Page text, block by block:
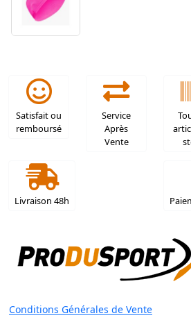
Satisfait ou
remboursé
Service
Après
Vente
Livraison 48h
Conditions Générales de Vente